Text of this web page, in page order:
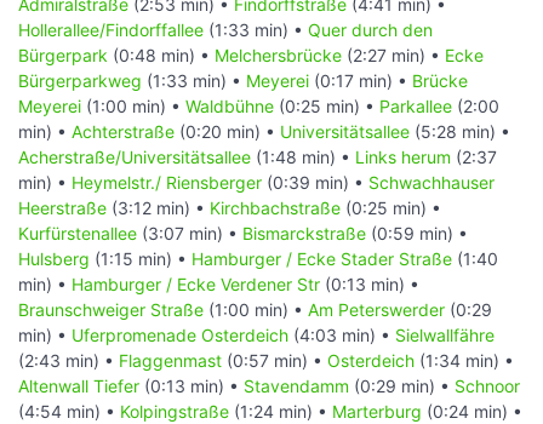
Hollerallee/Findorffallee (1:33 min) • Quer durch den
Bürgerpark (0:48 min) • Melchersbrücke (2:27 min) • Ecke
Bürgerparkweg (1:33 min) • Meyerei (0:17 min) • Brücke
Meyerei (1:00 min) • Waldbühne (0:25 min) • Parkallee (2:00
min) • Achterstraße (0:20 min) • Universitätsallee (5:28 min) •
Acherstraße/Universitätsallee (1:48 min) • Links herum (2:37
min) • Heymelstr./ Riensberger (0:39 min) • Schwachhauser
Heerstraße (3:12 min) • Kirchbachstraße (0:25 min) •
Kurfürstenallee (3:07 min) • Bismarckstraße (0:59 min) •
Hulsberg (1:15 min) • Hamburger / Ecke Stader Straße (1:40
min) • Hamburger / Ecke Verdener Str (0:13 min) •
Braunschweiger Straße (1:00 min) • Am Peterswerder (0:29
min) • Uferpromenade Osterdeich (4:03 min) • Sielwallfähre
(2:43 min) • Flaggenmast (0:57 min) • Osterdeich (1:34 min) •
Altenwall Tiefer (0:13 min) • Stavendamm (0:29 min) • Schnoor
(4:54 min) • Kolpingstraße (1:24 min) • Marterburg (0:24 min) •